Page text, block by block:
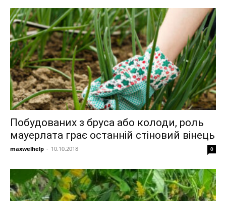
Побудованих з бруса або колоди, роль
мауерлата грає останній стіновий вінець
maxwelhelp - 10.10.2018 0